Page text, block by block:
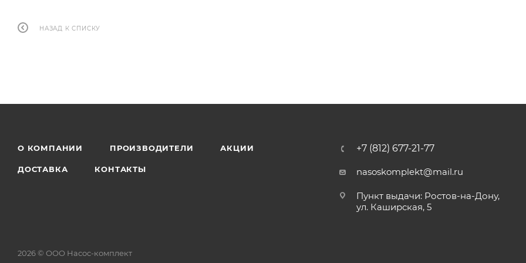
НАЗАД К СПИСКУ
О КОМПАНИИ ПРОИЗВОДИТЕЛИ АКЦИИ
ДОСТАВКА КОНТАКТЫ
+7 (812) 677-21-77
nasoskomplekt@mail.ru
Пункт выдачи: Ростов-на-Дону,
ул. Каширская, 5
2026 © ООО Насос-комплект